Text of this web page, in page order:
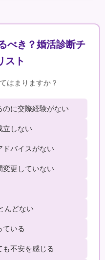
べき？婚活診断チ
スト
はまりますか？
に交際経験がない
立しない
ドバイスがない
変更していない
んどない
ている
不安を感じる